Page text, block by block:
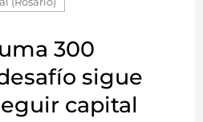
300
sigue
capital